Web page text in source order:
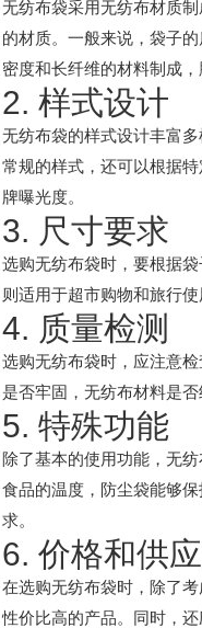
无纺布袋采用无纺布材质
的材质。一般来说，袋子
密度和长纤维的材料制成，
2. 样式设计
无纺布袋的样式设计丰富
常规的样式，还可以根据
牌曝光度。
3. 尺寸要求
选购无纺布袋时，要根据
则适用于超市购物和旅行
4. 质量检测
选购无纺布袋时，应注意
是否牢固，无纺布材料是
5. 特殊功能
除了基本的使用功能，无
食品的温度，防尘袋能够
求。
6. 价格和供
在选购无纺布袋时，除了
性价比高的产品。同时，